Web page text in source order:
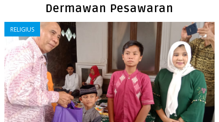
Dermawan Pesawaran
RELIGIUS